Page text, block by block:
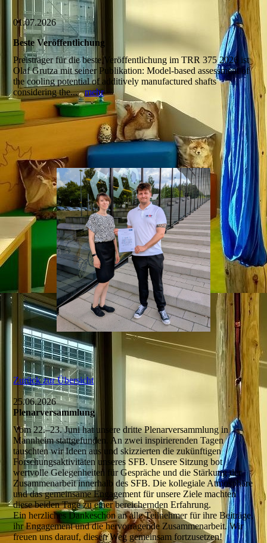
01.07.2026
Beste Veröffentlichung
Preisträger für die beste Veröffentlichung im TRR 375 2026 ist
Olaf Grutza mit seiner Publikation: Model-based assessment of
the cooling potential of additively manufactured shafts
considering the...mehr
Zurück zur Übersicht
25.06.2026
Plenarversammlung
Vom 22.–23. Juni hat unsere dritte Plenarversammlung in
Mannheim stattgefunden. An zwei inspirierenden Tagen
tauschten wir Ideen aus und skizzierten die zukünftigen
Forschungsaktivitäten unseres SFB. Unsere Sitzung bot
wertvolle Gelegenheiten für Gespräche und die Stärkung der
Zusammenarbeit innerhalb des SFB. Die kollegiale Atmosphäre
und das gemeinsame Engagement für unsere Ziele machten
diese beiden Tage zu einer bereichernden Erfahrung.
Ein herzliches Dankeschön an alle Teilnehmer für ihre Beiträge,
ihr Engagement und die hervorragende Zusammenarbeit. Wir
freuen uns darauf, diesen Weg gemeinsam fortzusetzen!